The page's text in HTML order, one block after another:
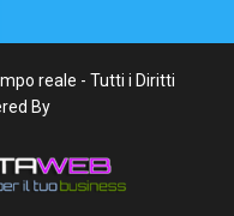
reale - Tutti i Diritti
By